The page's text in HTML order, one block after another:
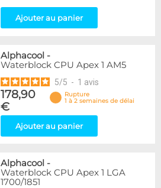
Ajouter au panier
Alphacool -
Waterblock CPU Apex 1 AM5
5/5 - 1 avis
178,90
€
Rupture
1 à 2 semaines de délai
Ajouter au panier
Alphacool -
Waterblock CPU Apex 1 LGA
1700/1851